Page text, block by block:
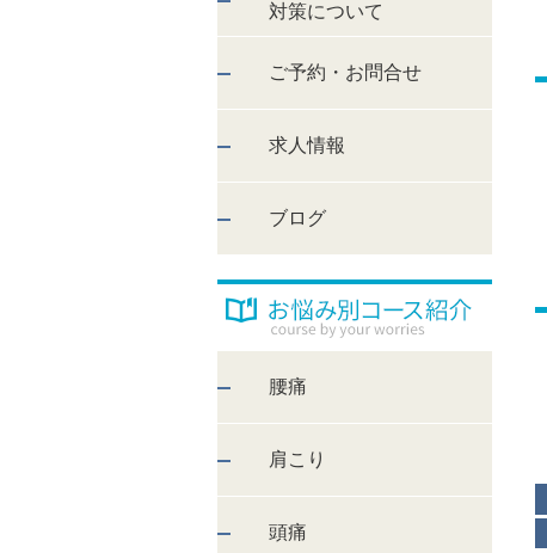
対策について
ご予約・お問合せ
求人情報
ブログ
腰痛
肩こり
頭痛